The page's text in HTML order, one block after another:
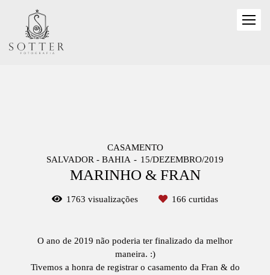
CASAMENTO
SALVADOR - BAHIA
15/DEZEMBRO/2019
MARINHO & FRAN
1763 visualizações 166 curtidas
O ano de 2019 não poderia ter finalizado da melhor
maneira. :)
Tivemos a honra de registrar o casamento da Fran & do